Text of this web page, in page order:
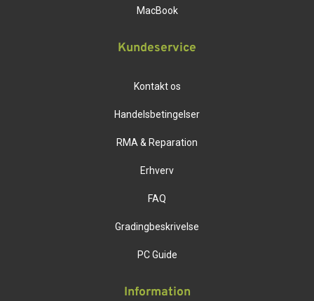
MacBook
Kundeservice
Kontakt os
Handelsbetingelser
RMA & Reparation
Erhverv
FAQ
Gradingbeskrivelse
PC Guide
Information